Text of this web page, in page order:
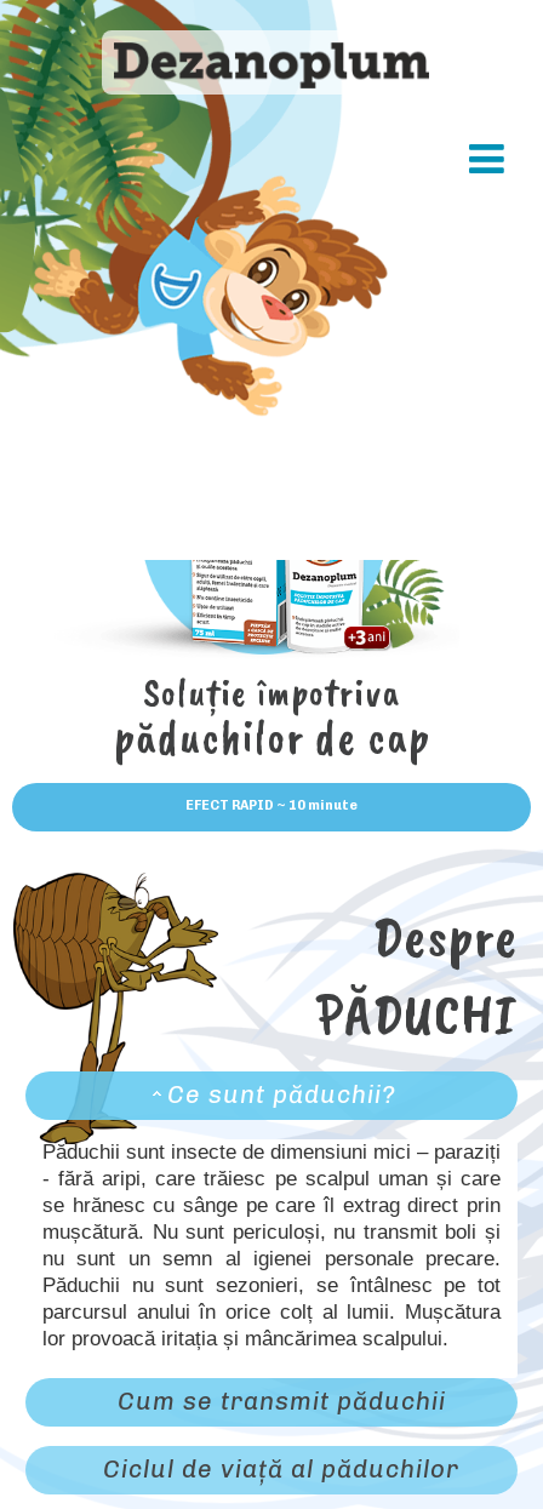
Soluție împotriva
păduchilor de cap
EFECT RAPID ~ 10 minute
Despre
PĂDUCHI
Ce sunt păduchii?
Păduchii sunt insecte de dimensiuni mici – paraziți
- fără aripi, care trăiesc pe scalpul uman și care
se hrănesc cu sânge pe care îl extrag direct prin
mușcătură. Nu sunt periculoși, nu transmit boli și
nu sunt un semn al igienei personale precare.
Păduchii nu sunt sezonieri, se întâlnesc pe tot
parcursul anului în orice colț al lumii. Mușcătura
lor provoacă iritația și mâncărimea scalpului.
Cum se transmit păduchii
Ciclul de viață al păduchilor